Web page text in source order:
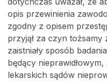
opis przewinienia
zgodny z opisem
przyjął za czyn
zaistniały sposób
będący
lekarskich sądów